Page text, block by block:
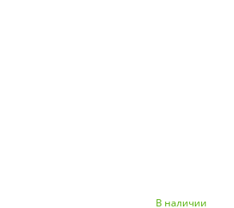
В наличии